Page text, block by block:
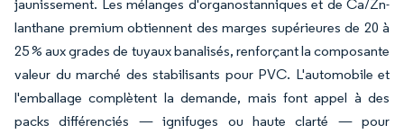
jaunissement. Les mélanges d'organostanniques et de Ca/Zn-
lanthane premium obtiennent des marges supérieures de 20 à
25 % aux grades de tuyaux banalisés, renforçant la composante
valeur du marché des stabilisants pour PVC. L'automobile et
l'emballage complètent la demande, mais font appel à des
packs différenciés — ignifuges ou haute clarté — pour